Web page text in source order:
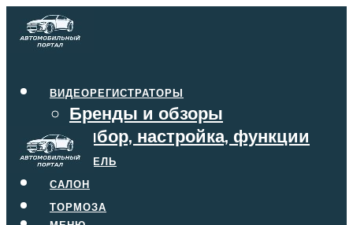
ВИДЕОРЕГИСТРАТОРЫ
Бренды и обзоры
Выбор, настройка, функции
ДВИГАТЕЛЬ
САЛОН
ТОРМОЗА